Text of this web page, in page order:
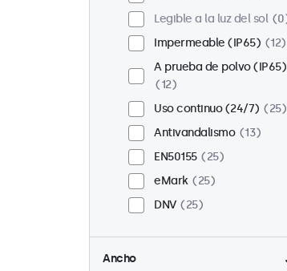
Legible a la luz del sol
0
Impermeable (IP65)
12
A prueba de polvo (IP65)
12
Uso continuo (24/7)
25
Antivandalismo
13
EN50155
25
eMark
25
DNV
25
Ancho